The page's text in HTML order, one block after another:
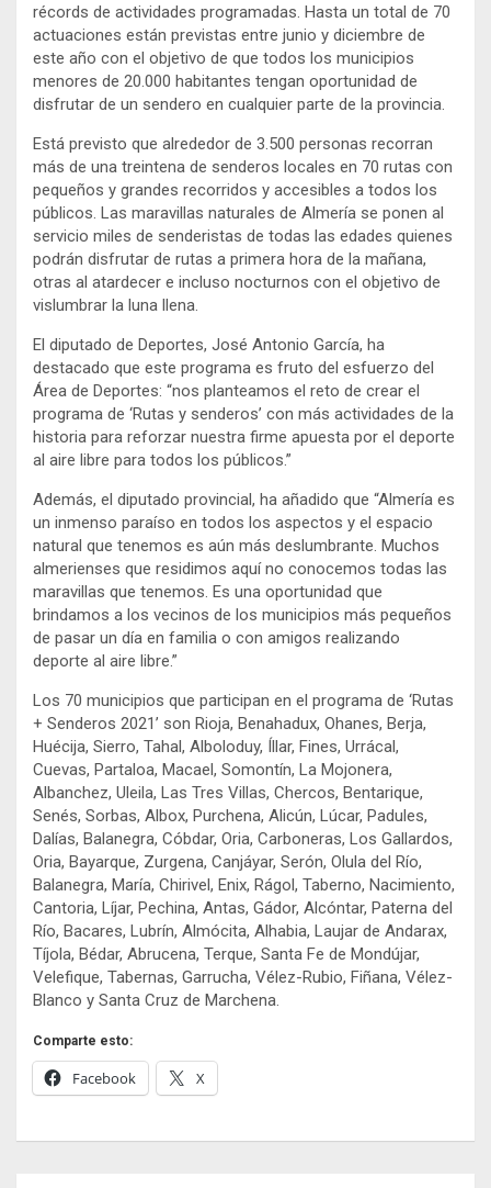
récords de actividades programadas. Hasta un total de 70
actuaciones están previstas entre junio y diciembre de
este año con el objetivo de que todos los municipios
menores de 20.000 habitantes tengan oportunidad de
disfrutar de un sendero en cualquier parte de la provincia.
Está previsto que alrededor de 3.500 personas recorran
más de una treintena de senderos locales en 70 rutas con
pequeños y grandes recorridos y accesibles a todos los
públicos. Las maravillas naturales de Almería se ponen al
servicio miles de senderistas de todas las edades quienes
podrán disfrutar de rutas a primera hora de la mañana,
otras al atardecer e incluso nocturnos con el objetivo de
vislumbrar la luna llena.
El diputado de Deportes, José Antonio García, ha
destacado que este programa es fruto del esfuerzo del
Área de Deportes: “nos planteamos el reto de crear el
programa de ‘Rutas y senderos’ con más actividades de la
historia para reforzar nuestra firme apuesta por el deporte
al aire libre para todos los públicos.”
Además, el diputado provincial, ha añadido que “Almería es
un inmenso paraíso en todos los aspectos y el espacio
natural que tenemos es aún más deslumbrante. Muchos
almerienses que residimos aquí no conocemos todas las
maravillas que tenemos. Es una oportunidad que
brindamos a los vecinos de los municipios más pequeños
de pasar un día en familia o con amigos realizando
deporte al aire libre.”
Los 70 municipios que participan en el programa de ‘Rutas
+ Senderos 2021’ son Rioja, Benahadux, Ohanes, Berja,
Huécija, Sierro, Tahal, Alboloduy, Íllar, Fines, Urrácal,
Cuevas, Partaloa, Macael, Somontín, La Mojonera,
Albanchez, Uleila, Las Tres Villas, Chercos, Bentarique,
Senés, Sorbas, Albox, Purchena, Alicún, Lúcar, Padules,
Dalías, Balanegra, Cóbdar, Oria, Carboneras, Los Gallardos,
Oria, Bayarque, Zurgena, Canjáyar, Serón, Olula del Río,
Balanegra, María, Chirivel, Enix, Rágol, Taberno, Nacimiento,
Cantoria, Líjar, Pechina, Antas, Gádor, Alcóntar, Paterna del
Río, Bacares, Lubrín, Almócita, Alhabia, Laujar de Andarax,
Tíjola, Bédar, Abrucena, Terque, Santa Fe de Mondújar,
Velefique, Tabernas, Garrucha, Vélez-Rubio, Fiñana, Vélez-
Blanco y Santa Cruz de Marchena.
Comparte esto:
Facebook X